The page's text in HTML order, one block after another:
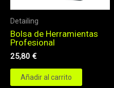
Detailing
Bolsa de Herramientas
Profesional
25,80 €
Añadir al carrito